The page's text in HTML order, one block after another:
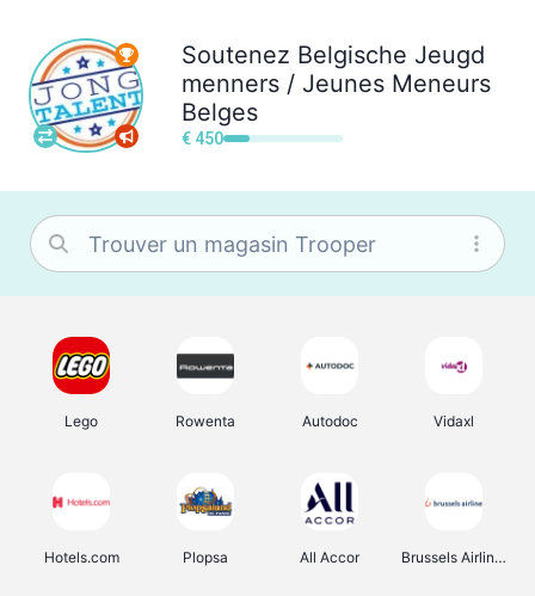
Soutenez Belgische Jeugd
menners / Jeunes Meneurs
Belges
€ 450
Lego Rowenta Autodoc Vidaxl
Hotels.com Plopsa All Accor Brussels Airlines